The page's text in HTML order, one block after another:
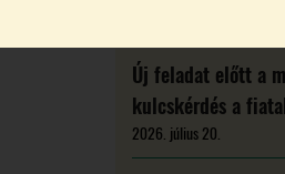
Új feladat előtt a
kulcskérdés a
2026. július 20.